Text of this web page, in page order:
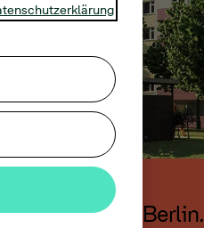
Angebote in Berlin.